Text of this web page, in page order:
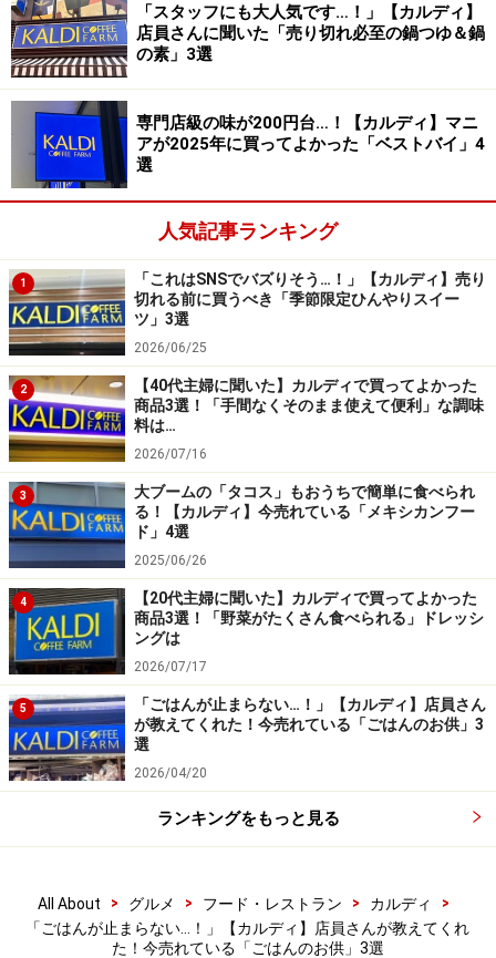
2. 「明太高菜チーズ」537円
「明太高菜チーズ 140g」537円（税込）
続いて紹介するのは、「明太高菜チーズ 140g」537円
（税込）。こちらはカルディオリジナルの和食材ブラン
ド「もへじ」の商品で、塩漬けした九州産高菜にチーズ
と明太子を合わせ、ほんのりにんにくが効いた一品で
す。
高菜＋チーズ＋明太子の濃厚な味わいは、ごはんにかけて
も、パスタにかけても、おつまみにしてもおいしい！
瓶をあけると、オリーブ油となたね油に浸った高菜、ダ
イス状のプロセスチーズと辛子明太子がごろっと入って
います。
オイリーな高菜は、背徳感たっぷり！ 冷めてもおいしいの
でおにぎりの具にしてもGood
ひと口食べると、高菜に塩気がしっかりと効いた濃いめ
の味わいが、ごはんと抜群の相性。オイリーな高菜は背
徳感たっぷり！ さらにチーズと明太子のコクもプラスさ
れていることで満足感もあります。
にもおすすめです。
「スタッフにも大人気です…！」【カルディ】
店員さんに聞いた「売り切れ必至の鍋つゆ＆鍋
の素」3選
専門店級の味が200円台…！【カルディ】マニ
アが2025年に買ってよかった「ベストバイ」4
選
人気記事ランキング
1
「これはSNSでバズりそう…！」【カルディ】売り
切れる前に買うべき「季節限定ひんやりスイー
ツ」3選
2026/06/25
2
【40代主婦に聞いた】カルディで買ってよかった
商品3選！「手間なくそのまま使えて便利」な調味
料は…
2026/07/16
3
大ブームの「タコス」もおうちで簡単に食べられ
る！【カルディ】今売れている「メキシカンフー
ド」4選
2025/06/26
4
【20代主婦に聞いた】カルディで買ってよかった
商品3選！「野菜がたくさん食べられる」ドレッシ
ングは
2026/07/17
5
「ごはんが止まらない…！」【カルディ】店員さん
が教えてくれた！今売れている「ごはんのお供」3
選
2026/04/20
ランキングをもっと見る
All About > グルメ > フード・レストラン > カルディ
>
「ごはんが止まらない…！」【カルディ】店員さんが教えてくれ
た！今売れている「ごはんのお供」3選